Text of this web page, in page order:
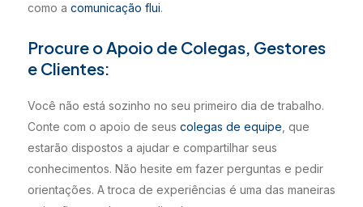
como a comunicação flui.
Procure o Apoio de Colegas, Gestores
e Clientes:
Você não está sozinho no seu primeiro dia de trabalho.
Conte com o apoio de seus colegas de equipe , que
estarão dispostos a ajudar e compartilhar seus
conhecimentos. Não hesite em fazer perguntas e pedir
orientações. A troca de experiências é uma das maneiras